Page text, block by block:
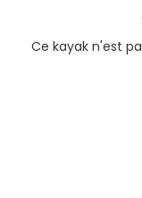
Ce kayak n'est